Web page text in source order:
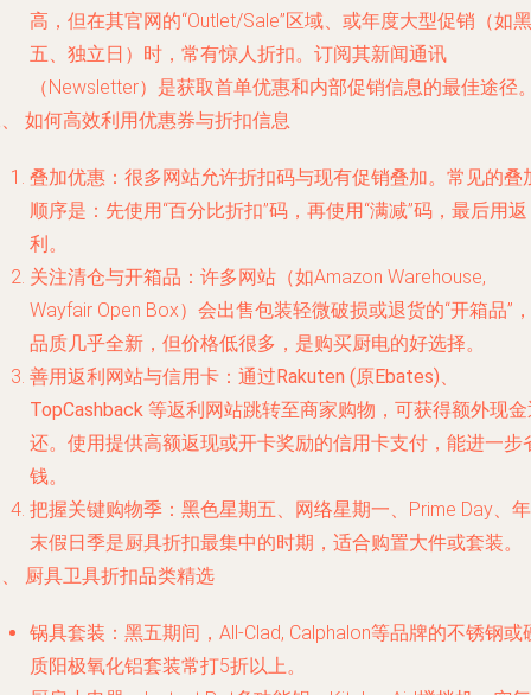
高，但在其官网的“Outlet/Sale”区域、或年度大型促销（如黑
五、独立日）时，常有惊人折扣。订阅其新闻通讯
（Newsletter）是获取首单优惠和内部促销信息的最佳途径
如何高效利用优惠券与折扣信息
叠加优惠 ：很多网站允许折扣码与现有促销叠加。常见的叠
顺序是：先使用“百分比折扣”码，再使用“满减”码，最后用返
利。
关注清仓与开箱品 ：许多网站（如Amazon Warehouse,
Wayfair Open Box）会出售包装轻微破损或退货的“开箱品”，
品质几乎全新，但价格低很多，是购买厨电的好选择。
善用返利网站与信用卡 ：通过Rakuten (原Ebates)、
TopCashback 等返利网站跳转至商家购物，可获得额外现
还。使用提供高额返现或开卡奖励的信用卡支付，能进一步
钱。
把握关键购物季 ：黑色星期五、网络星期一、Prime Day、年
末假日季是厨具折扣最集中的时期，适合购置大件或套装。
厨具卫具折扣品类精选
锅具套装 ：黑五期间，All-Clad, Calphalon等品牌的不锈钢或
质阳极氧化铝套装常打5折以上。